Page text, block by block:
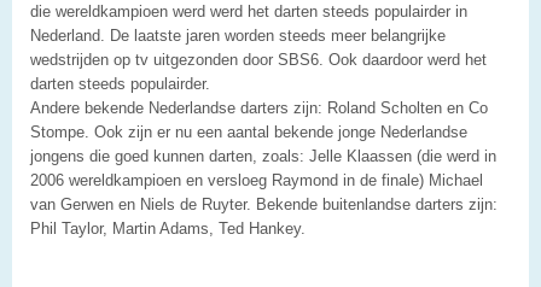
die wereldkampioen werd werd het darten steeds populairder in
Nederland. De laatste jaren worden steeds meer belangrijke
wedstrijden op tv uitgezonden door SBS6. Ook daardoor werd het
darten steeds populairder.
Andere bekende Nederlandse darters zijn: Roland Scholten en Co
Stompe. Ook zijn er nu een aantal bekende jonge Nederlandse
jongens die goed kunnen darten, zoals: Jelle Klaassen (die werd in
2006 wereldkampioen en versloeg Raymond in de finale) Michael
van Gerwen en Niels de Ruyter. Bekende buitenlandse darters zijn:
Phil Taylor, Martin Adams, Ted Hankey.